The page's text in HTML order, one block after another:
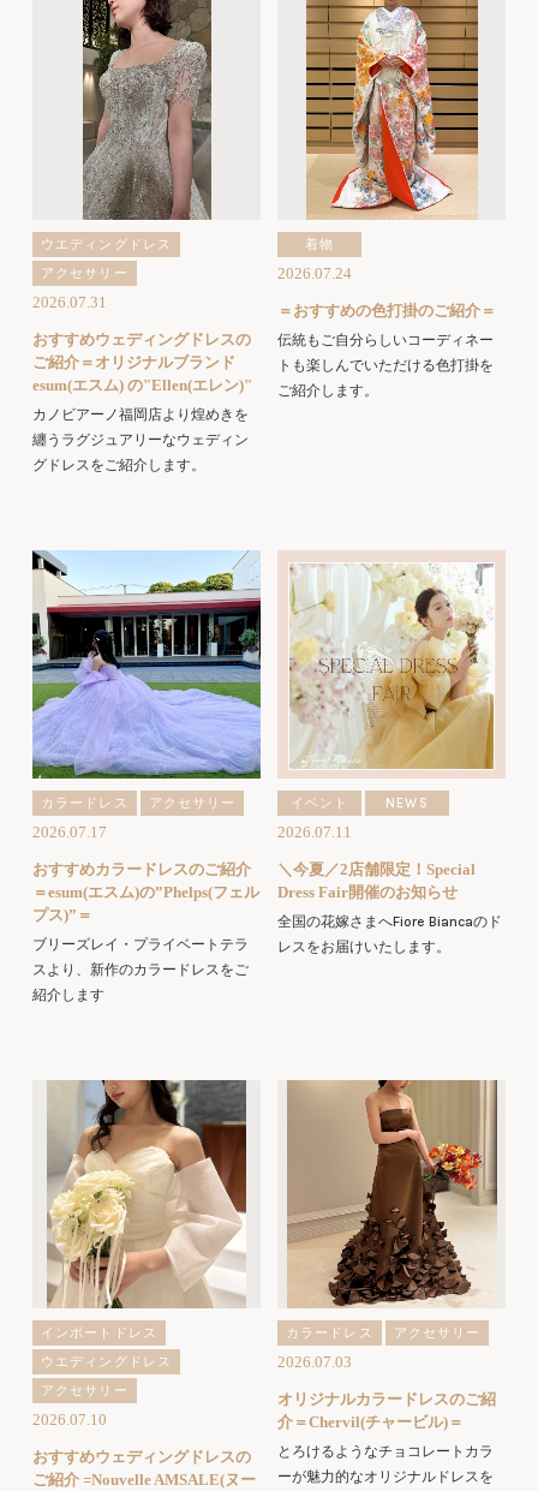
ウエディングドレス
アクセサリー
2026.07.31
おすすめウェディングドレスの
ご紹介＝オリジナルブランド
esum(エスム) の"Ellen(エレン)"
カノビアーノ福岡店より煌めきを
纏うラグジュアリーなウェディン
グドレスをご紹介します。
着物
2026.07.24
＝おすすめの色打掛のご紹介＝
伝統もご自分らしいコーディネー
トも楽しんでいただける色打掛を
ご紹介します。
カラードレス アクセサリー
2026.07.17
おすすめカラードレスのご紹介
＝esum(エスム)の”Phelps(フェル
プス)”＝
ブリーズレイ・プライベートテラ
スより、新作のカラードレスをご
紹介します
イベント NEWS
2026.07.11
＼今夏／2店舗限定！Special
Dress Fair開催のお知らせ
全国の花嫁さまへFiore Biancaのド
レスをお届けいたします。
インポートドレス
ウエディングドレス
アクセサリー
2026.07.10
おすすめウェディングドレスの
ご紹介 =Nouvelle AMSALE(ヌー
カラードレス アクセサリー
2026.07.03
オリジナルカラードレスのご紹
介＝Chervil(チャービル)＝
とろけるようなチョコレートカラ
ーが魅力的なオリジナルドレスを